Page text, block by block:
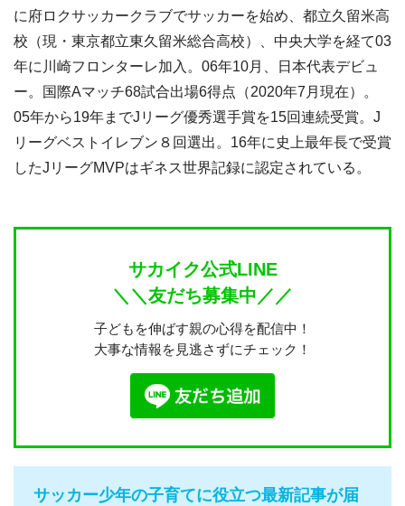
に府ロクサッカークラブでサッカーを始め、都立久留米高
校（現・東京都立東久留米総合高校）、中央大学を経て03
年に川崎フロンターレ加入。06年10月、日本代表デビュ
ー。国際Aマッチ68試合出場6得点（2020年7月現在）。
05年から19年までJリーグ優秀選手賞を15回連続受賞。J
リーグベストイレブン８回選出。16年に史上最年長で受賞
したJリーグMVPはギネス世界記録に認定されている。
サカイク公式LINE
＼＼友だち募集中／／
子どもを伸ばす親の心得を配信中！
大事な情報を見逃さずにチェック！
サッカー少年の子育てに役立つ最新記事が届